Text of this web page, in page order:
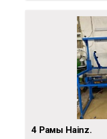
4 Рамы Hainz.